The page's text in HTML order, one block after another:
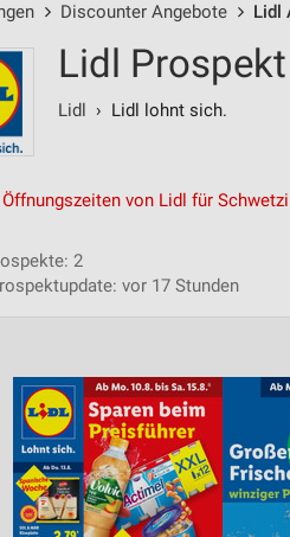
Discounter Angebote Lidl
Lidl
Lidl › Lidl lohnt sich.
von Lidl für
2
vor 17 Stunden